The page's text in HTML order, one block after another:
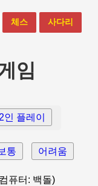
체스 사다리
임
인 플레이
통 어려움
퓨터: 백돌)